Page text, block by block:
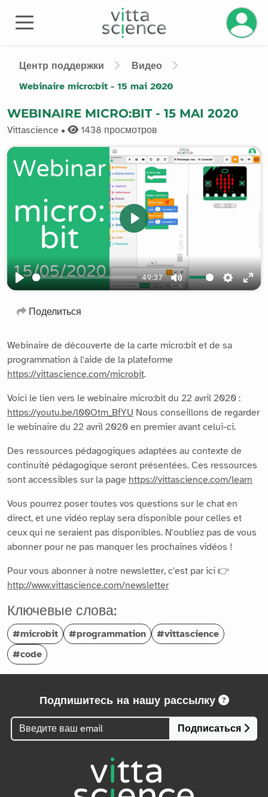
Центр поддержки
Видео
Webinaire micro:bit - 15 mai 2020
WEBINAIRE MICRO:BIT - 15 MAI 2020
Vittascience • 1438 просмотров
Play
49:37
Mute Settings
Play
Поделиться
Webinaire de découverte de la carte micro:bit et de sa
programmation à l'aide de la plateforme
https://vittascience.com/microbit.
Voici le lien vers le webinaire micro:bit du 22 avril 2020 :
https://youtu.be/l00Otm_BfYU Nous conseillons de regarder
le webinaire du 22 avril 2020 en premier avant celui-ci.
Des ressources pédagogiques adaptées au contexte de
continuité pédagogique seront présentées. Ces ressources
sont accessibles sur la page https://vittascience.com/learn
Vous pourrez poser toutes vos questions sur le chat en
direct, et une vidéo replay sera disponible pour celles et
ceux qui ne seraient pas disponibles. N'oubliez pas de vous
abonner pour ne pas manquer les prochaines vidéos !
Pour vous abonner à notre newsletter, c'est par ici 👉
http://www.vittascience.com/newsletter
Ключевые слова:
#microbit #programmation
#vittascience
#code
Подпишитесь на нашу рассылку
Подписаться